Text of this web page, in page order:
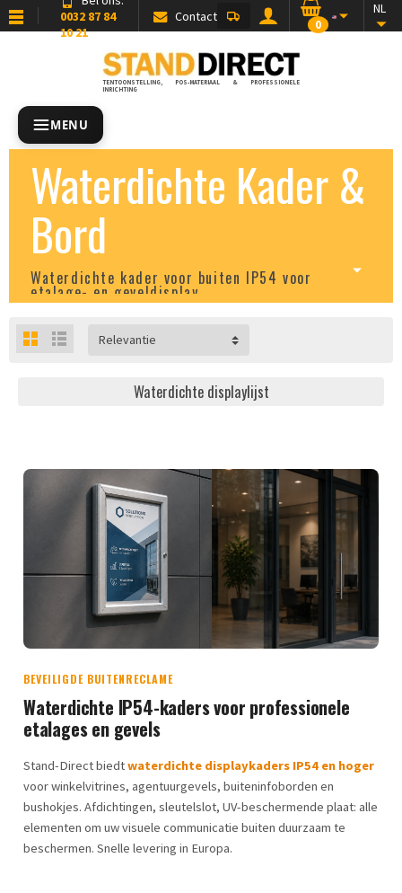
0032 87 84
10 21
Contact NL
0
TENTOONSTELLING, POS-MATERIAAL & PROFESSIONELE
INRICHTING
MENU
Waterdichte Kader &
Bord
Waterdichte kader voor buiten IP54 voor
etalage- en geveldisplay
Relevantie
Waterdichte displaylijst
BEVEILIGDE BUITENRECLAME
Waterdichte IP54-kaders voor professionele
etalages en gevels
Stand-Direct biedtwaterdichte displaykaders IP54 en hoger
voor winkelvitrines, agentuurgevels, buiteninfoborden en
bushokjes. Afdichtingen, sleutelslot, UV-beschermende plaat: alle
elementen om uw visuele communicatie buiten duurzaam te
beschermen. Snelle levering in Europa.